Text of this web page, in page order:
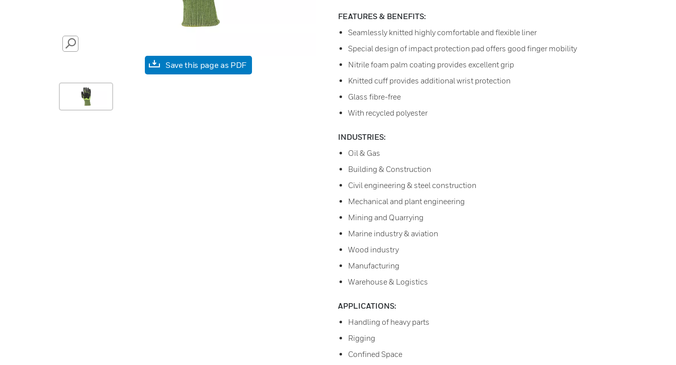
SEARCH
Save this page as PDF
FEATURES & BENEFITS:
Seamlessly knitted highly comfortable and flexible liner
Special design of impact protection pad offers good finger mobility
Nitrile foam palm coating provides excellent grip
Knitted cuff provides additional wrist protection
Glass fibre-free
With recycled polyester
INDUSTRIES:
Oil & Gas
Building & Construction
Civil engineering & steel construction
Mechanical and plant engineering
Mining and Quarrying
Marine industry & aviation
Wood industry
Manufacturing
Warehouse & Logistics
APPLICATIONS:
Handling of heavy parts
Rigging
Confined Space